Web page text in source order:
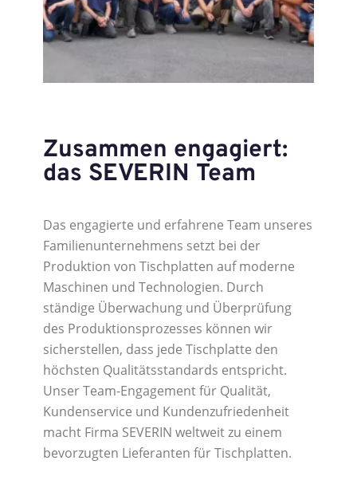
Zusammen engagiert:
das SEVERIN Team
Das engagierte und erfahrene Team unseres
Familienunternehmens setzt bei der
Produktion von Tischplatten auf moderne
Maschinen und Technologien. Durch
ständige Überwachung und Überprüfung
des Produktionsprozesses können wir
sicherstellen, dass jede Tischplatte den
höchsten Qualitätsstandards entspricht.
Unser Team-Engagement für Qualität,
Kundenservice und Kundenzufriedenheit
macht Firma SEVERIN weltweit zu einem
bevorzugten Lieferanten für Tischplatten.